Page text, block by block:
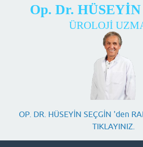
Op. Dr.
ÜROLOJİ
OP. DR. HÜSEYİN SEÇGİN 'den
TIKLAYINIZ.